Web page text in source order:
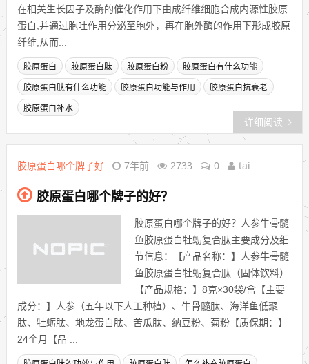
在相关生长因子及酶的催化作用下由成纤维细胞合成内源性胶原
蛋白,并通过胞吐作用分泌至胞外，再在胞外酶的作用下形成胶原
纤维,从而...
胶原蛋白 胶原蛋白肽 胶原蛋白粉 胶原蛋白有什么功能
胶原蛋白肽有什么功能 胶原蛋白功能与作用 胶原蛋白抗衰老
胶原蛋白补水
详细阅读
胶原蛋白哪个牌子好 7年前 2733 0 tai
胶原蛋白哪个牌子的好？
胶原蛋白哪个牌子的好？人参牛骨髓
鱼胶原蛋白牡蛎复合肽主要成分及细
节信息：【产品名称：】人参牛骨髓
鱼胶原蛋白牡蛎复合肽（固体饮料）
【产品规格：】8克×30袋/盒【主要
成分：】人参（五年以下人工种植）、牛骨髓肽、海洋鱼低聚
肽、牡蛎肽、地龙蛋白肽、苦瓜肽、纳豆粉、菊粉【质保期：】
24个月【品 ...